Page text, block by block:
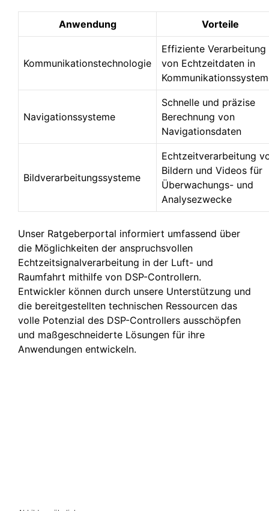
Anwendung Vorteile
Kommunikationstechnologie
Effiziente Verarbeitung
von Echtzeitdaten in
Navigationssysteme
Schnelle und präzise
Berechnung von
Navigationsdaten
Bildverarbeitungssysteme
Echtzeitverarbeitung
Bildern und Videos für
Überwachungs- und
Analysezwecke
Unser Ratgeberportal informiert umfassend über
die Möglichkeiten der anspruchsvollen
Echtzeitsignalverarbeitung in der Luft- und
Raumfahrt mithilfe von DSP-Controllern.
Entwickler können durch unsere Unterstützung und
die bereitgestellten technischen Ressourcen das
volle Potenzial des DSP-Controllers ausschöpfen
und maßgeschneiderte Lösungen für ihre
Anwendungen entwickeln.